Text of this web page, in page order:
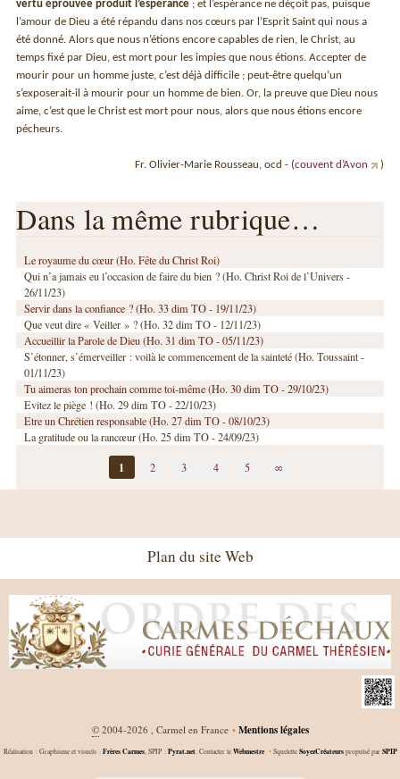
vertu éprouvée produit l’espérance ; et l’espérance ne déçoit pas, puisque
l’amour de Dieu a été répandu dans nos cœurs par l’Esprit Saint qui nous a
été donné. Alors que nous n’étions encore capables de rien, le Christ, au
temps fixé par Dieu, est mort pour les impies que nous étions. Accepter de
mourir pour un homme juste, c’est déjà difficile ; peut-être quelqu’un
s’exposerait-il à mourir pour un homme de bien. Or, la preuve que Dieu nous
aime, c’est que le Christ est mort pour nous, alors que nous étions encore
pécheurs.
Fr. Olivier-Marie Rousseau, ocd - (couvent d’Avon )
Dans la même rubrique…
Le royaume du cœur (Ho. Fête du Christ Roi)
Qui n’a jamais eu l’occasion de faire du bien ? (Ho. Christ Roi de l’Univers -
26/11/23)
Servir dans la confiance ? (Ho. 33 dim TO - 19/11/23)
Que veut dire « Veiller » ? (Ho. 32 dim TO - 12/11/23)
Accueillir la Parole de Dieu (Ho. 31 dim TO - 05/11/23)
S’étonner, s’émerveiller : voilà le commencement de la sainteté (Ho. Toussaint -
01/11/23)
Tu aimeras ton prochain comme toi-même (Ho. 30 dim TO - 29/10/23)
Evitez le piège ! (Ho. 29 dim TO - 22/10/23)
Etre un Chrétien responsable (Ho. 27 dim TO - 08/10/23)
La gratitude ou la rancœur (Ho. 25 dim TO - 24/09/23)
1 2 3 4 5 ∞
Plan du site Web
©2004-2026 , Carmel en France • Mentions légales
Réalisation : Graphisme et visuels : Frères Carmes, SPIP : Pyrat.net. Contacter le Webmestre •Squelette SoyezCréateurspropulsé par SPIP